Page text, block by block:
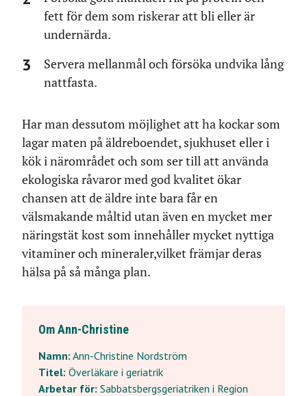
fett för dem som riskerar att bli eller är
undernärda.
Servera mellanmål och försöka undvika lång
nattfasta.
Har man dessutom möjlighet att ha kockar som
lagar maten på äldreboendet, sjukhuset eller i
kök i närområdet och som ser till att använda
ekologiska råvaror med god kvalitet ökar
chansen att de äldre inte bara får en
välsmakande måltid utan även en mycket mer
näringstät kost som innehåller mycket nyttiga
vitaminer och mineraler,vilket främjar deras
hälsa på så många plan.
Om Ann-Christine
Namn: Ann-Christine Nordström
Titel: Överläkare i geriatrik
Arbetar för: Sabbatsbergsgeriatriken i Region